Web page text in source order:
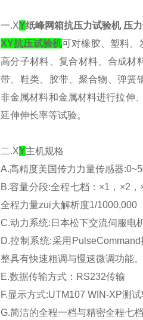
一.XY纸峰网箱抗压力试验机 压
XY抗压试验机可对橡胶、塑料、
高分子材料、复合材料、合成材
带、鞋类、胶带、聚合物、弹簧
非金属材料和金属材料进行拉伸
延伸伸长率等试验。
二.XY主机规格
A.高精度美国传力力量传感器
B.容量分段:全程七档：×1，×2
全程力量zui大解析度1/1000,000
C.动力系统:日本松下交流伺服电
D.控制系统:采用
整具有快速粗调与慢速微调功能
E.数据传输方式：RS232传输
F.显示方式:UTM107 WIN-XP测试
G.简洁的全程一档与精密全程七